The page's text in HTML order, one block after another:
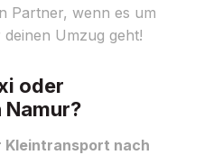
Partner, wenn es um
Umzug geht!
oder
Kleintransport nach